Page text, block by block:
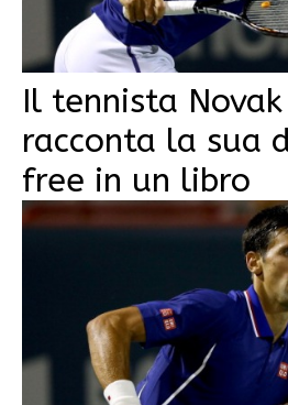
Il tennista
racconta la sua
free in un libro